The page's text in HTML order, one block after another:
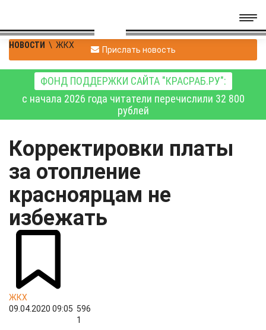
НОВОСТИ \ ЖКХ Прислать новость
ФОНД ПОДДЕРЖКИ САЙТА "КРАСРАБ.РУ":
с начала 2026 года читатели перечислили 32 800
рублей
Корректировки платы
за отопление
красноярцам не
избежать
ЖКХ
09.04.2020 09:05 596
1